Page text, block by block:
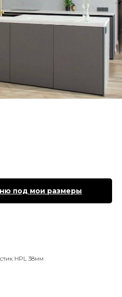
под мои размеры
HPL 38мм